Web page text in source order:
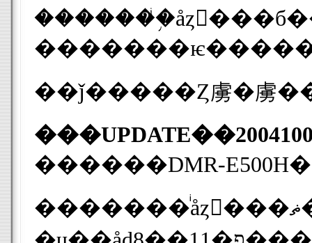
������DMR-
�������ͥåȥ���ޡ����ƥ��󥰤ϡ�HDD���DVD�쥳������DIGA�ץ��꡼����Ϣ�ȤǤ��륽�եȥ�������MediaStage Premium Edition�פ�10��29�����顢��DVD-MovieAlbumSE 4 CPRM ���åץ��졼